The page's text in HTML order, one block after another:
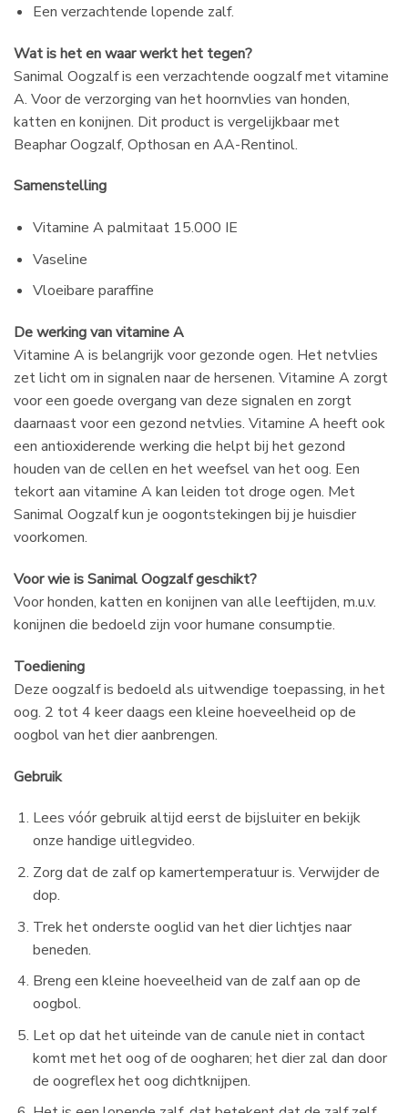
Een verzachtende lopende zalf.
Wat is het en waar werkt het tegen?
Sanimal Oogzalf is een verzachtende oogzalf met vitamine
A. Voor de verzorging van het hoornvlies van honden,
katten en konijnen. Dit product is vergelijkbaar met
Beaphar Oogzalf, Opthosan en AA-Rentinol.
Samenstelling
Vitamine A palmitaat 15.000 IE
Vaseline
Vloeibare paraffine
De werking van vitamine A
Vitamine A is belangrijk voor gezonde ogen. Het netvlies
zet licht om in signalen naar de hersenen. Vitamine A zorgt
voor een goede overgang van deze signalen en zorgt
daarnaast voor een gezond netvlies. Vitamine A heeft ook
een antioxiderende werking die helpt bij het gezond
houden van de cellen en het weefsel van het oog. Een
tekort aan vitamine A kan leiden tot droge ogen. Met
Sanimal Oogzalf kun je oogontstekingen bij je huisdier
voorkomen.
Voor wie is Sanimal Oogzalf geschikt?
Voor honden, katten en konijnen van alle leeftijden, m.u.v.
konijnen die bedoeld zijn voor humane consumptie.
Toediening
Deze oogzalf is bedoeld als uitwendige toepassing, in het
oog. 2 tot 4 keer daags een kleine hoeveelheid op de
oogbol van het dier aanbrengen.
Gebruik
Lees vóór gebruik altijd eerst de bijsluiter en bekijk
onze handige uitlegvideo.
Zorg dat de zalf op kamertemperatuur is. Verwijder de
dop.
Trek het onderste ooglid van het dier lichtjes naar
beneden.
Breng een kleine hoeveelheid van de zalf aan op de
oogbol.
Let op dat het uiteinde van de canule niet in contact
komt met het oog of de oogharen; het dier zal dan door
de oogreflex het oog dichtknijpen.